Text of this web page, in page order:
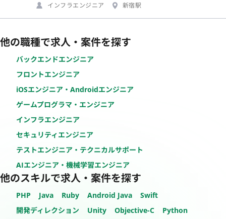
インフラエンジニア
新宿駅
他の職種で求人・案件を探す
バックエンドエンジニア
フロントエンジニア
iOSエンジニア・Androidエンジニア
ゲームプログラマ・エンジニア
インフラエンジニア
セキュリティエンジニア
テストエンジニア・テクニカルサポート
AIエンジニア・機械学習エンジニア
他のスキルで求人・案件を探す
PHP Java Ruby Android Java
Swift
開発ディレクション
Unity Objective-C Python